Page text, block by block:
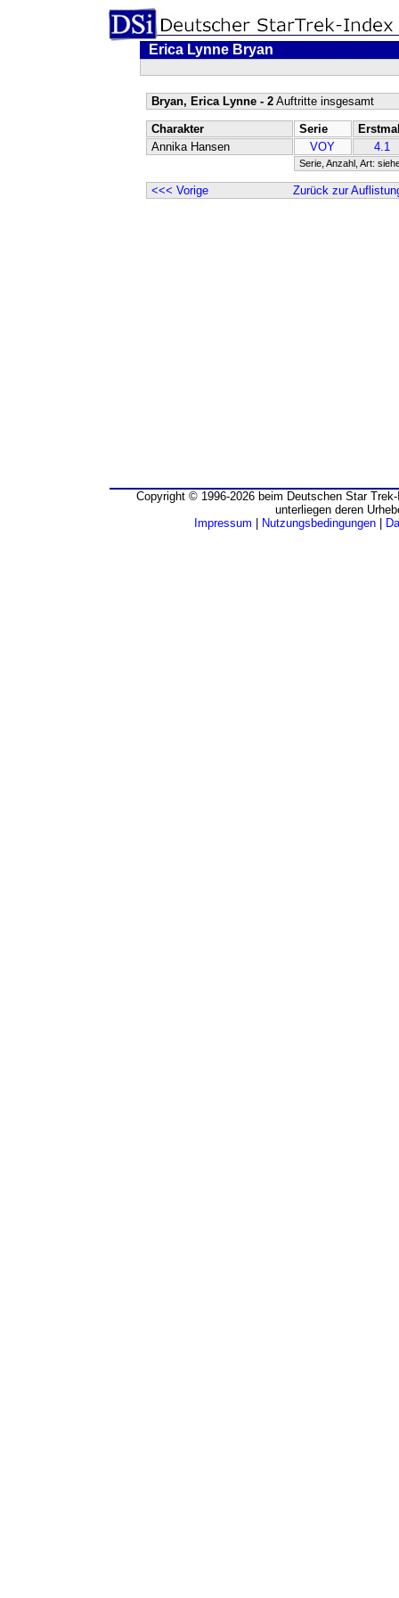
Erica Lynne Bryan
Bryan, Erica Lynne - 2Auftritte insgesamt
Charakter Serie
Annika Hansen
VOY 4.1
Serie, Anzahl, Art:
<<< Vorige Zurück zur
Copyright © 1996-2026 beim Deutschen Star
unterliegen deren
Impressum
Nutzungsbedingungen